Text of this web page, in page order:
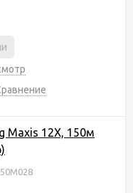
Maxis 12X, 150м